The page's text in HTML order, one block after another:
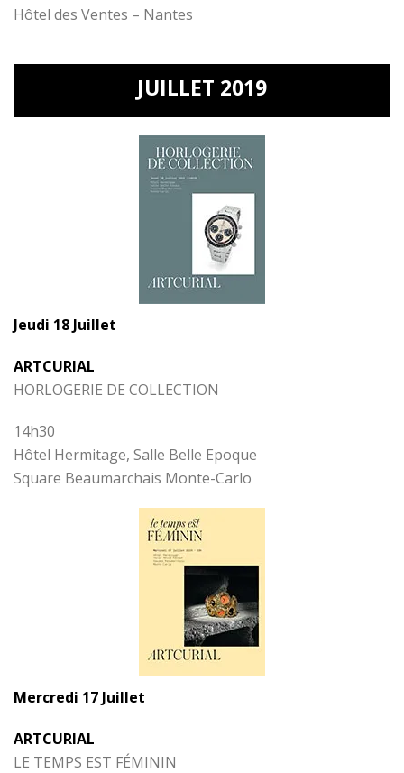
Hôtel des Ventes – Nantes
JUILLET 2019
Jeudi 18 Juillet
ARTCURIAL
HORLOGERIE DE COLLECTION
14h30
Hôtel Hermitage, Salle Belle Epoque
Square Beaumarchais Monte-Carlo
Mercredi 17 Juillet
ARTCURIAL
LE TEMPS EST FÉMININ